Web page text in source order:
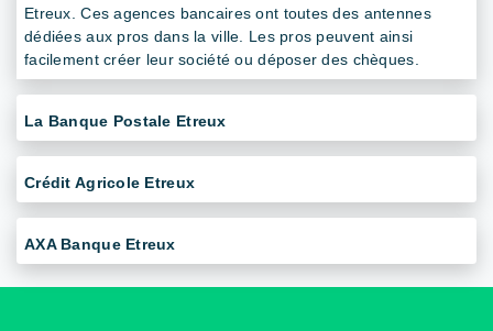
Etreux. Ces agences bancaires ont toutes des antennes
dédiées aux pros dans la ville. Les pros peuvent ainsi
facilement créer leur société ou déposer des chèques.
La Banque Postale Etreux
Crédit Agricole Etreux
AXA Banque Etreux